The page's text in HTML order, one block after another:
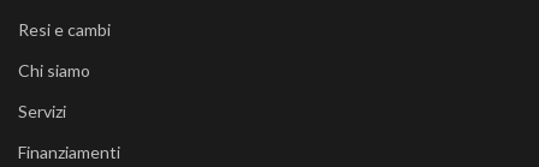
Resi e cambi
Chi siamo
Servizi
Finanziamenti